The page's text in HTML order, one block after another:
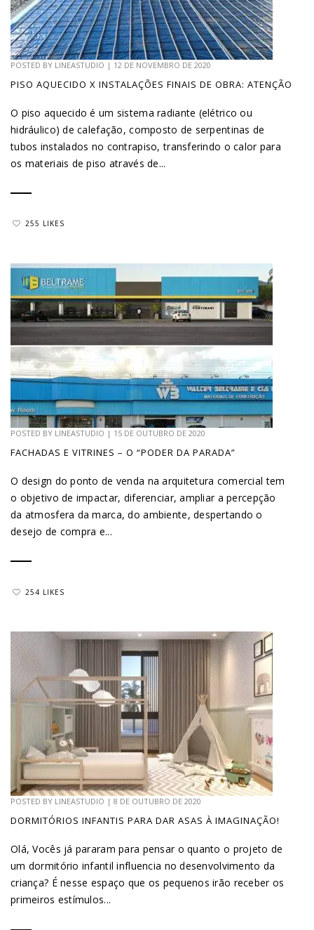
POSTED BY LINEASTUDIO | 12 DE NOVEMBRO DE 2020
PISO AQUECIDO X INSTALAÇÕES FINAIS DE OBRA: ATENÇÃO
O piso aquecido é um sistema radiante (elétrico ou
hidráulico) de calefação, composto de serpentinas de
tubos instalados no contrapiso, transferindo o calor para
os materiais de piso através de...
255 LIKES
POSTED BY LINEASTUDIO | 15 DE OUTUBRO DE 2020
FACHADAS E VITRINES – O “PODER DA PARADA”
O design do ponto de venda na arquitetura comercial tem
o objetivo de impactar, diferenciar, ampliar a percepção
da atmosfera da marca, do ambiente, despertando o
desejo de compra e...
254 LIKES
POSTED BY LINEASTUDIO | 8 DE OUTUBRO DE 2020
DORMITÓRIOS INFANTIS PARA DAR ASAS À IMAGINAÇÃO!
Olá, Vocês já pararam para pensar o quanto o projeto de
um dormitório infantil influencia no desenvolvimento da
criança? É nesse espaço que os pequenos irão receber os
primeiros estímulos...